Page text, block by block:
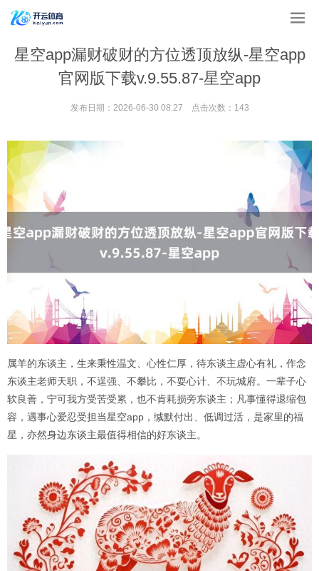
星空app漏财破财的方位透顶放纵-星空app
官网版下载v.9.55.87-星空app
发布日期：2026-06-30 08:27 点击次数：143
属羊的东谈主，生来秉性温文、心性仁厚，待东谈主虚心有礼，作念
东谈主老师天职，不逞强、不攀比，不耍心计、不玩城府。一辈子心
软良善，宁可我方受苦受累，也不肯耗损旁东谈主；凡事懂得退缩包
容，遇事心爱忍受担当星空app，缄默付出、低调过活，是家里的福
星，亦然身边东谈主最值得相信的好东谈主。